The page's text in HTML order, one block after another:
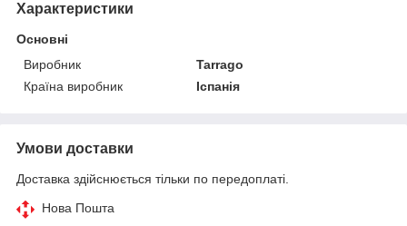
Характеристики
Основні
Виробник
Tarrago
Країна виробник
Іспанія
Умови доставки
Доставка здійснюється тільки по передоплаті.
Нова Пошта